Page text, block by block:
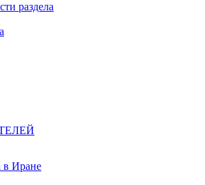
раздела
в Иране